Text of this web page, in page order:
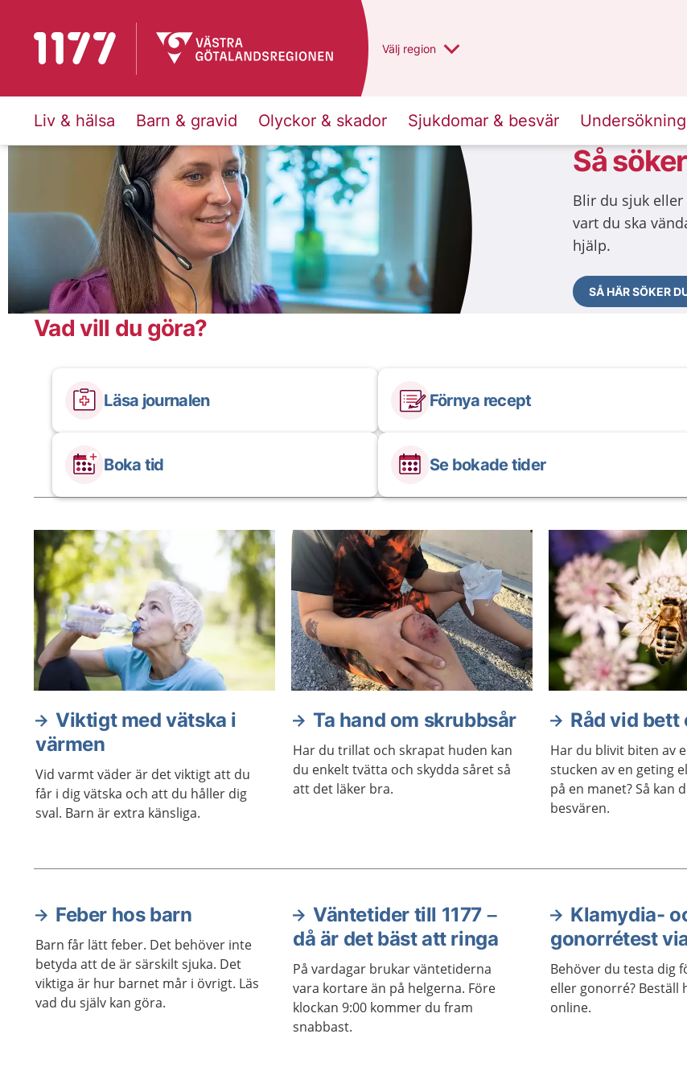
Till startsidan för 1177 Du har valt region
Välj en annan
region
Liv & hälsa Barn & gravid Olyckor & skador Sjukdomar & besvär
1177 Så
Blir du sjuk
vart du ska
hjälp.
SÅ HÄR SÖKER
Vad vill du göra?
Läsa journalen Förnya recept
Boka tid Se bokade tider
Aktuella artiklar
Viktigt med vätska i
värmen
Vid varmt väder är det viktigt att du
får i dig vätska och att du håller dig
sval. Barn är extra känsliga.
Ta hand om skrubbsår
Har du trillat och skrapat huden kan
du enkelt tvätta och skydda såret så
att det läker bra.
Råd vid
Har du blivit biten av
stucken av en geting
på en manet? Så kan
besvären.
Aktuella artiklar
Feber hos barn
Barn får lätt feber. Det behöver inte
betyda att de är särskilt sjuka. Det
viktiga är hur barnet mår i övrigt. Läs
vad du själv kan göra.
Väntetider till 1177 –
då är det bäst att ringa
På vardagar brukar väntetiderna
vara kortare än på helgerna. Före
klockan 9:00 kommer du fram
snabbast.
Klamydia-
gonorrétest
Behöver du testa dig
eller gonorré? Beställ
online.